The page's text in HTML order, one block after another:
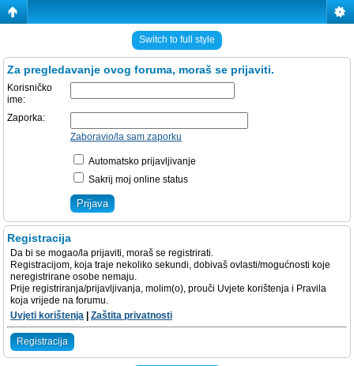
Switch to full style
Za pregledavanje ovog foruma, moraš se prijaviti.
Korisničko
ime:
Zaporka:
Zaboravio/la sam zaporku
Automatsko prijavljivanje
Sakrij moj online status
Registracija
Da bi se mogao/la prijaviti, moraš se registrirati.
Registracijom, koja traje nekoliko sekundi, dobivaš ovlasti/mogućnosti koje
neregistrirane osobe nemaju.
Prije registriranja/prijavljivanja, molim(o), prouči Uvjete korištenja i Pravila
koja vrijede na forumu.
Uvjeti korištenja
Zaštita privatnosti
Registracija